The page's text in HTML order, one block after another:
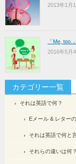
2013年1月
「Me, too.
2016年5月
カテゴリー一覧
それは英語で何？
Eメール & レター
それは英語で何と
それらの違いは何？